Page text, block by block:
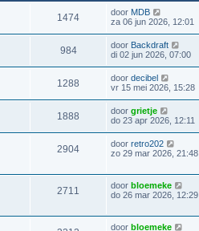
1474 door MDB
za 06 jun 2026, 12:01
984 door Backdraft
di 02 jun 2026, 07:00
1288 doordecibel
vr 15 mei 2026, 15:28
1888 doorgrietje
do 23 apr 2026, 12:11
2904 doorretro202
zo 29 mar 2026, 21:48
2711 doorbloemeke
do 26 mar 2026, 12:29
doorbloemeke